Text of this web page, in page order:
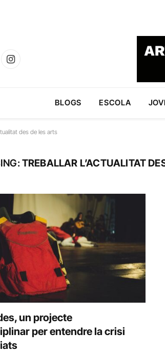
Instagram
BLOGS ESCOLA
des de les arts
TREBALLAR L’ACTUALITAT
un projecte
per entendre la crisi